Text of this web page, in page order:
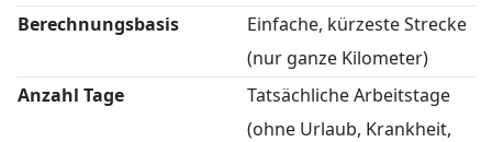
Berechnungsbasis
Einfache, kürzeste Strecke
(nur ganze Kilometer)
Anzahl Tage
Tatsächliche Arbeitstage
(ohne Urlaub, Krankheit,